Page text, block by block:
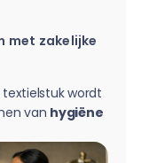
met zakelijke
wordt
van hygiëne